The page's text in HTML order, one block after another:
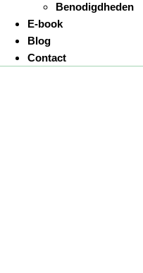
Benodigdheden
E-book
Blog
Contact